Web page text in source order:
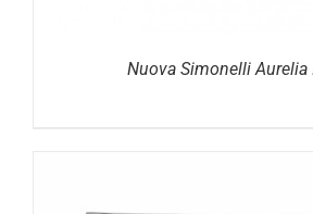
Nuova Simonelli Aurelia